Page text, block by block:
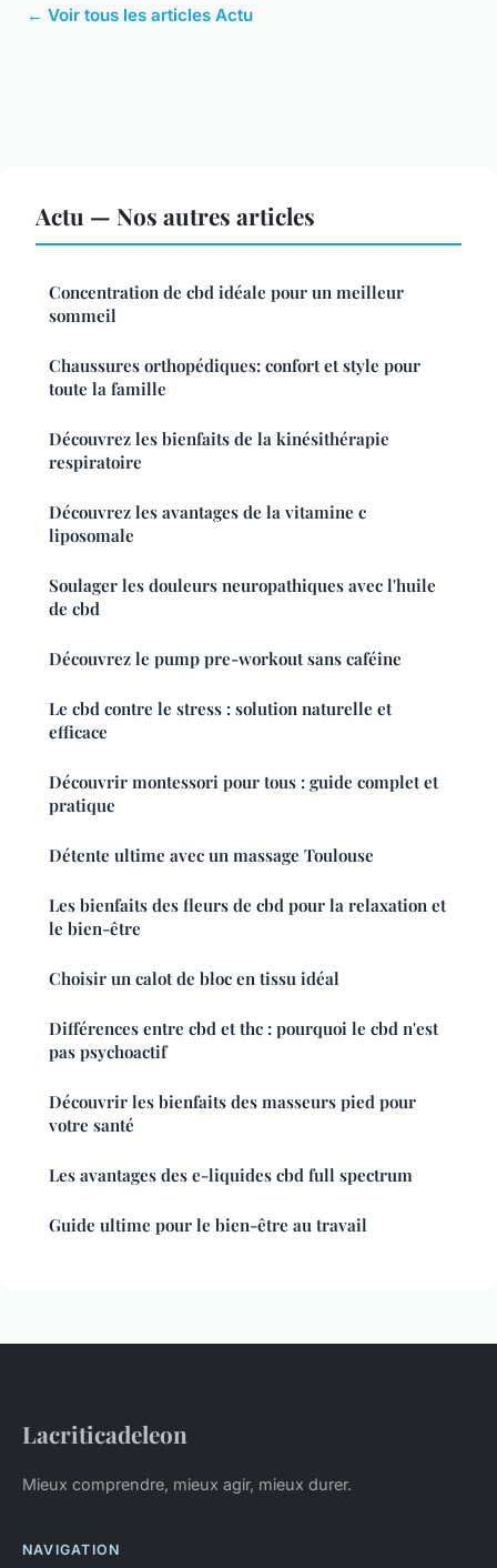
← Voir tous les articles Actu
Actu — Nos autres articles
Concentration de cbd idéale pour un meilleur
sommeil
Chaussures orthopédiques: confort et style pour
toute la famille
Découvrez les bienfaits de la kinésithérapie
respiratoire
Découvrez les avantages de la vitamine c
liposomale
Soulager les douleurs neuropathiques avec l'huile
de cbd
Découvrez le pump pre-workout sans caféine
Le cbd contre le stress : solution naturelle et
efficace
Découvrir montessori pour tous : guide complet et
pratique
Détente ultime avec un massage Toulouse
Les bienfaits des fleurs de cbd pour la relaxation et
le bien-être
Choisir un calot de bloc en tissu idéal
Différences entre cbd et thc : pourquoi le cbd n'est
pas psychoactif
Découvrir les bienfaits des masseurs pied pour
votre santé
Les avantages des e-liquides cbd full spectrum
Guide ultime pour le bien-être au travail
Lacriticadeleon
Mieux comprendre, mieux agir, mieux durer.
NAVIGATION